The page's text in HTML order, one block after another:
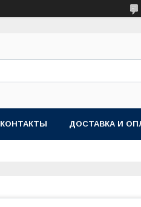
КОНТАКТЫ ДОСТАВКА И